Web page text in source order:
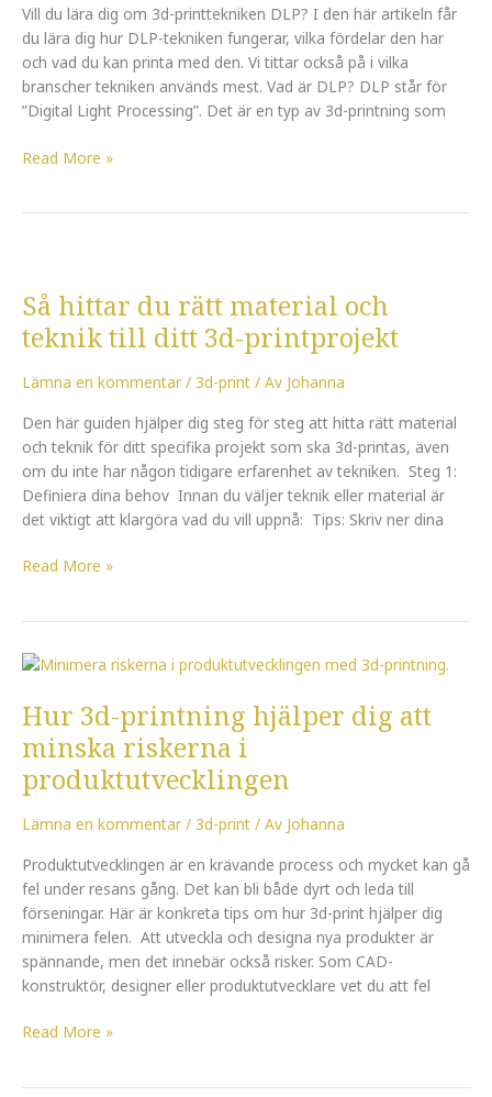
Vill du lära dig om 3d-printtekniken DLP? I den här artikeln får
du lära dig hur DLP-tekniken fungerar, vilka fördelar den har
och vad du kan printa med den. Vi tittar också på i vilka
branscher tekniken används mest. Vad är DLP? DLP står för
”Digital Light Processing”. Det är en typ av 3d-printning som
Read More »
Så hittar du rätt material och
teknik till ditt 3d-printprojekt
Lämna en kommentar / 3d-print / Av Johanna
Den här guiden hjälper dig steg för steg att hitta rätt material
och teknik för ditt specifika projekt som ska 3d-printas, även
om du inte har någon tidigare erfarenhet av tekniken. Steg 1:
Definiera dina behov Innan du väljer teknik eller material är
det viktigt att klargöra vad du vill uppnå: Tips: Skriv ner dina
du
rätt
material
och
till
ditt
3d-
printprojekt
Read More »
Hur 3d-printning hjälper dig att
minska riskerna i
produktutvecklingen
Lämna en kommentar / 3d-print / Av Johanna
Produktutvecklingen är en krävande process och mycket kan gå
fel under resans gång. Det kan bli både dyrt och leda till
förseningar. Här är konkreta tips om hur 3d-print hjälper dig
minimera felen. Att utveckla och designa nya produkter är
spännande, men det innebär också risker. Som CAD-
konstruktör, designer eller produktutvecklare vet du att fel
Hur
printning
hjälper
dig
att
riskerna
i
produktutvecklingen
Read More »